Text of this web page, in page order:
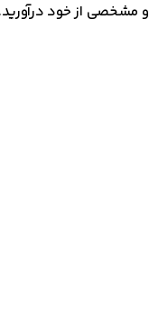
از خود درآورید.